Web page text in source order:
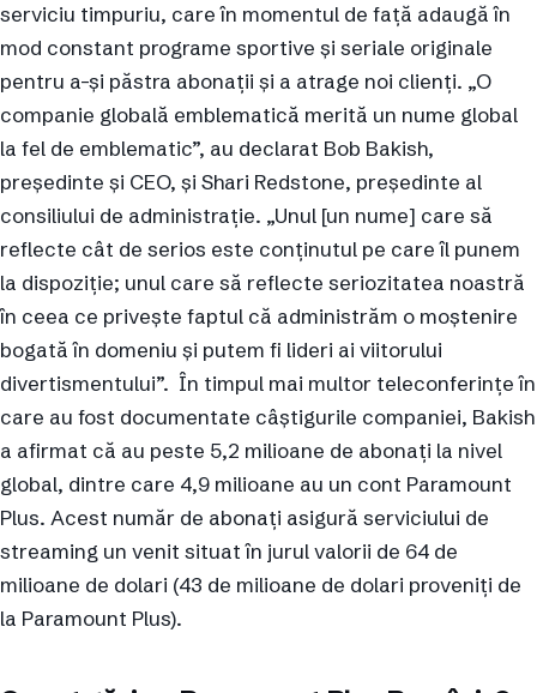
serviciu timpuriu, care în momentul de față adaugă în
mod constant programe sportive și seriale originale
pentru a-și păstra abonații și a atrage noi clienți. „O
companie globală emblematică merită un nume global
la fel de emblematic”, au declarat Bob Bakish,
președinte și CEO, și Shari Redstone, președinte al
consiliului de administrație. „Unul [un nume] care să
reflecte cât de serios este conținutul pe care îl punem
la dispoziție; unul care să reflecte seriozitatea noastră
în ceea ce privește faptul că administrăm o moștenire
bogată în domeniu și putem fi lideri ai viitorului
divertismentului”. În timpul mai multor teleconferințe în
care au fost documentate câștigurile companiei, Bakish
a afirmat că au peste 5,2 milioane de abonați la nivel
global, dintre care 4,9 milioane au un cont Paramount
Plus. Acest număr de abonați asigură serviciului de
streaming un venit situat în jurul valorii de 64 de
milioane de dolari (43 de milioane de dolari proveniți de
la Paramount Plus).